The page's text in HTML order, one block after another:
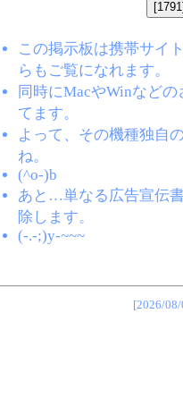
この掲示板は携帯サイ
らもご覧になれます。
同時にMacやWinなど
てます。
よって、その機種独自
ね。
(^o-)b
あと…単なる広告宣伝
除します。
(-.-;)y-~~~
[2026/